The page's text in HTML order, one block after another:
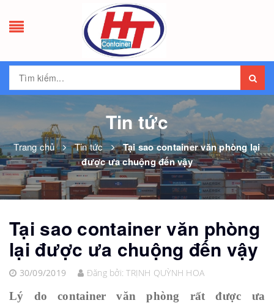
Tin tức
Trang chủ Tin tức
Tại sao container văn phòng lại
được ưa chuộng đến vậy
Tại sao container văn phòng
lại được ưa chuộng đến vậy
30/09/2019 Đăng bởi:TRỊNH QUỲNH HOA
Lý do container văn phòng rất được ưa